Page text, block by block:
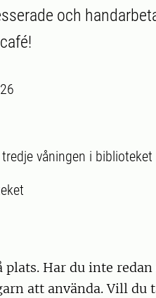
och
våningen i biblioteket
plats. Har du inte
att använda. Vill du